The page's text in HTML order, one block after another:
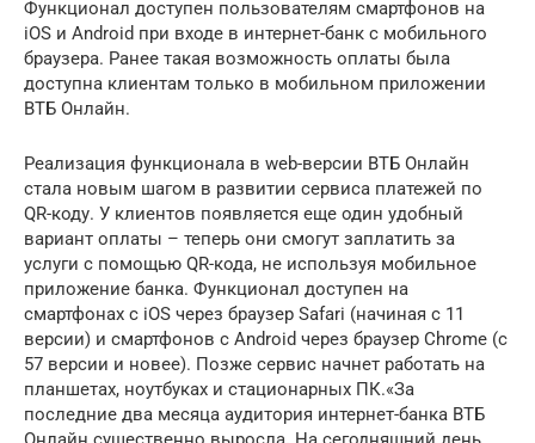
Функционал доступен пользователям смартфонов на
iOS и Android при входе в интернет-банк с мобильного
браузера. Ранее такая возможность оплаты была
доступна клиентам только в мобильном приложении
ВТБ Онлайн.
Реализация функционала в web-версии ВТБ Онлайн
стала новым шагом в развитии сервиса платежей по
QR-коду. У клиентов появляется еще один удобный
вариант оплаты – теперь они смогут заплатить за
услуги с помощью QR-кода, не используя мобильное
приложение банка. Функционал доступен на
смартфонах с iOS через браузер Safari (начиная с 11
версии) и смартфонов с Android через браузер Chrome (с
57 версии и новее). Позже сервис начнет работать на
планшетах, ноутбуках и стационарных ПК.«За
последние два месяца аудитория интернет-банка ВТБ